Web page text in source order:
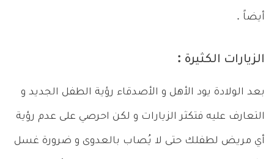
أيضاً .
الزيارات الكثيرة :
بعد الولادة يود الأهل و الأصدقاء رؤية الطفل الجديد و
التعارف عليه فتكثر الزيارات و لكن احرصي على عدم رؤية
أي مريض لطفلك حتى لا يُصاب بالعدوى و ضرورة غسل